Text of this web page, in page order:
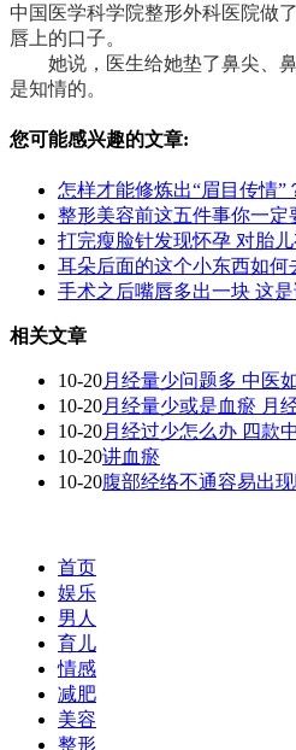
中国医学科学院整形外科医院做
唇上的口子。
她说，医生给她垫了鼻尖、
是知情的。
您可能感兴趣的文章:
怎样才能修炼出“眉目传情”
整形美容前这五件事你一定
打完瘦脸针发现怀孕 对胎
耳朵后面的这个小东西如何
手术之后嘴唇多出一块 这
相关文章
10-20月经量少问题多 中医
10-20月经量少或是血瘀 月
10-20月经过少怎么办 四款
10-20讲血瘀
10-20腹部经络不通容易出
首页
娱乐
男人
育儿
情感
减肥
美容
整形